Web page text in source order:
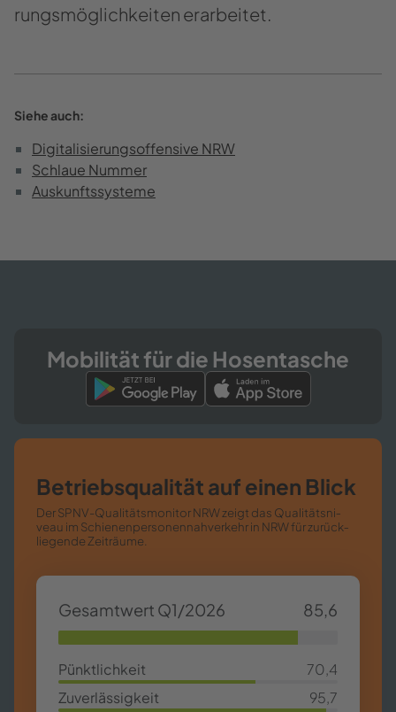
rungs­mög­lich­kei­ten er­ar­bei­tet.
Siehe auch:
Di­gi­ta­li­sie­rungs­of­fen­si­ve NRW
Schlaue Num­mer
Aus­kunfts­sys­te­me
Mo­bi­li­tät für die Ho­sen­ta­sche
Be­triebs­qua­li­tät auf einen Blick
Der SPNV-​​Qualitätsmonitor NRW zeigt das Qua­li­täts­ni­
veau im Schie­nen­per­so­nen­nah­ver­kehr in NRW für zu­rück­
lie­gen­de Zeit­räu­me.
Ge­samt­wert Q1/2026
85,6
85,63%
Pünkt­lich­keit 70,4
70,4%
Zu­ver­läs­sig­keit
95,7
95,7%